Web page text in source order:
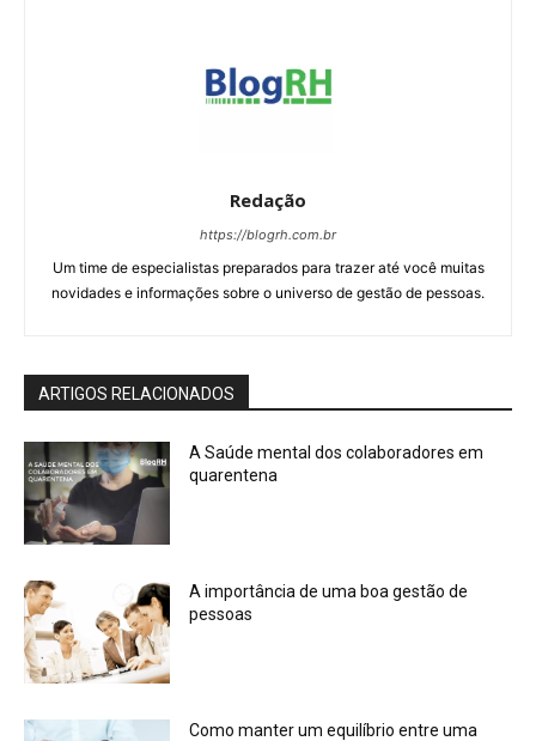
Redação
https://blogrh.com.br
Um time de especialistas preparados para trazer até você muitas
novidades e informações sobre o universo de gestão de pessoas.
ARTIGOS RELACIONADOS
A Saúde mental dos colaboradores em
quarentena
A importância de uma boa gestão de
pessoas
Como manter um equilíbrio entre uma